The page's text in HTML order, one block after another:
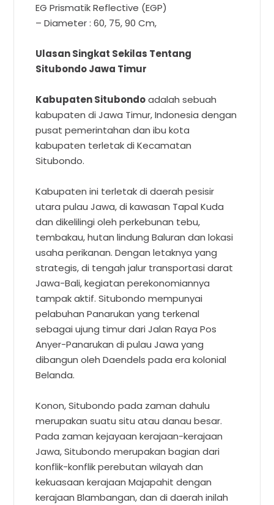
EG Prismatik Reflective (EGP)
– Diameter : 60, 75, 90 Cm,
Ulasan Singkat Sekilas Tentang
Situbondo Jawa Timur
Kabupaten Situbondo adalah sebuah
kabupaten di Jawa Timur, Indonesia dengan
pusat pemerintahan dan ibu kota
kabupaten terletak di Kecamatan
Situbondo.
Kabupaten ini terletak di daerah pesisir
utara pulau Jawa, di kawasan Tapal Kuda
dan dikelilingi oleh perkebunan tebu,
tembakau, hutan lindung Baluran dan lokasi
usaha perikanan. Dengan letaknya yang
strategis, di tengah jalur transportasi darat
Jawa-Bali, kegiatan perekonomiannya
tampak aktif. Situbondo mempunyai
pelabuhan Panarukan yang terkenal
sebagai ujung timur dari Jalan Raya Pos
Anyer-Panarukan di pulau Jawa yang
dibangun oleh Daendels pada era kolonial
Belanda.
Konon, Situbondo pada zaman dahulu
merupakan suatu situ atau danau besar.
Pada zaman kejayaan kerajaan-kerajaan
Jawa, Situbondo merupakan bagian dari
konflik-konflik perebutan wilayah dan
kekuasaan kerajaan Majapahit dengan
kerajaan Blambangan, dan di daerah inilah